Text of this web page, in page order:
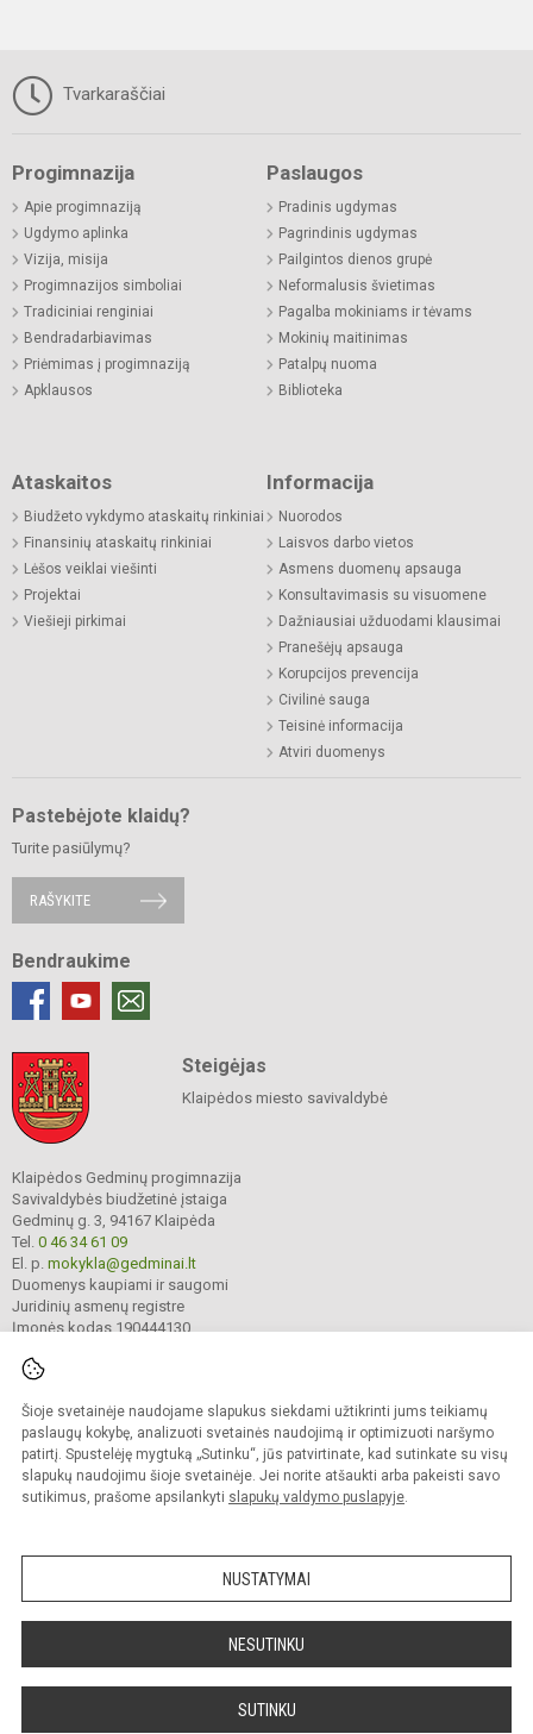
Šioje svetainėje naudojame slapukus siekdami užtikrinti jums teikiamų
paslaugų kokybę, analizuoti svetainės naudojimą ir optimizuoti naršymo
patirtį. Spustelėję mygtuką „Sutinku“, jūs patvirtinate, kad sutinkate su visų
slapukų naudojimu šioje svetainėje. Jei norite atšaukti arba pakeisti savo
sutikimus, prašome apsilankyti slapukų valdymo puslapyje.
NUSTATYMAI
NESUTINKU
SUTINKU
Tvarkaraščiai
Progimnazija
Apie progimnaziją
Ugdymo aplinka
Vizija, misija
Progimnazijos simboliai
Tradiciniai renginiai
Bendradarbiavimas
Priėmimas į progimnaziją
Apklausos
Paslaugos
Pradinis ugdymas
Pagrindinis ugdymas
Pailgintos dienos grupė
Neformalusis švietimas
Pagalba mokiniams ir tėvams
Mokinių maitinimas
Patalpų nuoma
Biblioteka
Ataskaitos
Biudžeto vykdymo ataskaitų rinkiniai
Finansinių ataskaitų rinkiniai
Lėšos veiklai viešinti
Projektai
Viešieji pirkimai
Informacija
Nuorodos
Laisvos darbo vietos
Asmens duomenų apsauga
Konsultavimasis su visuomene
Dažniausiai užduodami klausimai
Pranešėjų apsauga
Korupcijos prevencija
Civilinė sauga
Teisinė informacija
Atviri duomenys
Pastebėjote klaidų?
Turite pasiūlymų?
RAŠYKITE
Bendraukime
Steigėjas
Klaipėdos miesto savivaldybė
Klaipėdos Gedminų progimnazija
Savivaldybės biudžetinė įstaiga
Gedminų g. 3, 94167 Klaipėda
Tel. 0 46 34 61 09
El. p. mokykla@gedminai.lt
Duomenys kaupiami ir saugomi
Juridinių asmenų registre
Įmonės kodas 190444130
© 2025. Klaipėdos Gedminų progimnazija. Visos teisės saugomos.
Kopijuoti turinį be raštiško įstaigos administracijos sutikimo griežtai draudžiama.
Prieinamumo paraiška Slapukų valdymas
Sumanus būdas atnaujinti